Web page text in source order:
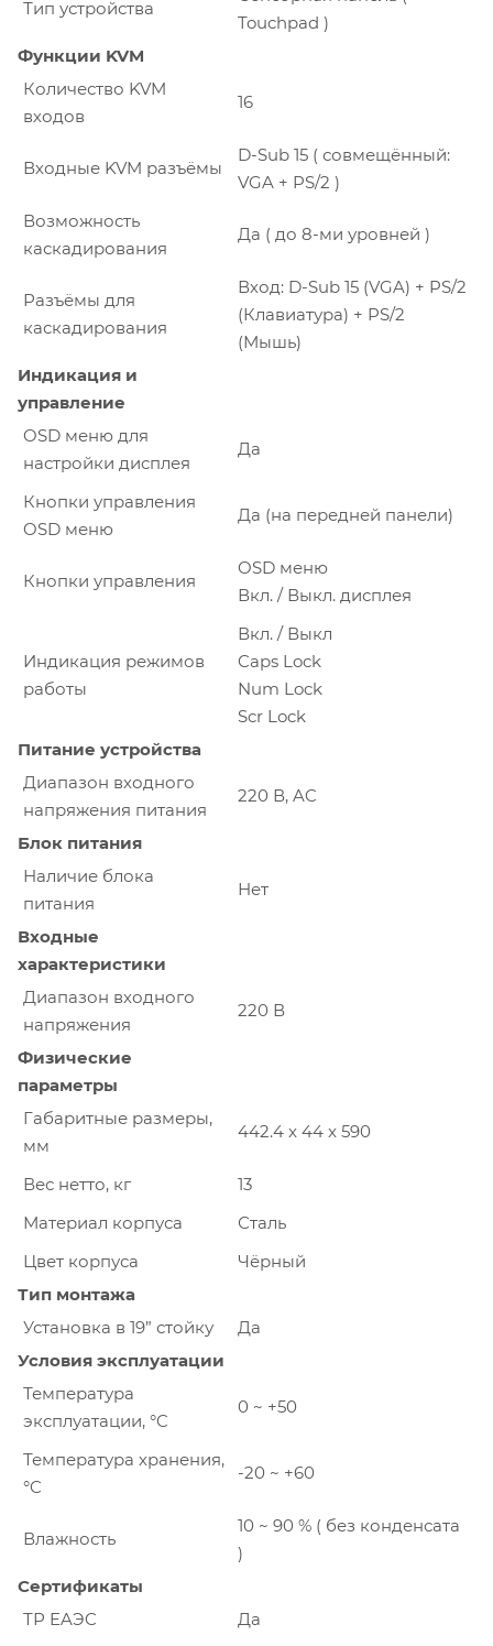
Тип устройства
Touchpad )
Функции KVM
Количество KVM
входов
16
Входные KVM разъёмы
D-Sub 15 ( совмещённый:
VGA + PS/2 )
Возможность
каскадирования
Да ( до 8-ми уровней )
Разъёмы для
каскадирования
Вход: D-Sub 15 (VGA) + PS/2
(Клавиатура) + PS/2
(Мышь)
Индикация и
управление
OSD меню для
настройки дисплея
Да
Кнопки управления
OSD меню
Да (на передней панели)
Кнопки управления
OSD меню
Вкл. / Выкл. дисплея
Индикация режимов
работы
Вкл. / Выкл
Caps Lock
Num Lock
Scr Lock
Питание устройства
Диапазон входного
напряжения питания
220 В, AC
Блок питания
Наличие блока
питания
Нет
Входные
характеристики
Диапазон входного
напряжения
220 В
Физические
параметры
Габаритные размеры,
мм
442.4 x 44 x 590
Вес нетто, кг
13
Материал корпуса
Сталь
Цвет корпуса
Чёрный
Тип монтажа
Установка в 19” стойку
Да
Условия эксплуатации
Температура
эксплуатации, °C
0 ~ +50
Температура хранения,
°C
-20 ~ +60
Влажность
10 ~ 90 % ( без конденсата
)
Сертификаты
ТР EAЭC
Да